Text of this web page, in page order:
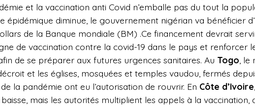
et la vaccination anti Covid n’emballe pas du tout la
épidémique diminue, le gouvernement nigérian va bénéficier
de la Banque mondiale (BM) .Ce financement devrait
de vaccination contre la covid-19 dans le pays et renforcer
de se préparer aux futures urgences sanitaires. Au Togo ,
et les églises, mosquées et temples vaudou, fermés
la pandémie ont eu l’autorisation de rouvrir. En Côte d’Ivoire
mais les autorités multiplient les appels à la vaccination,